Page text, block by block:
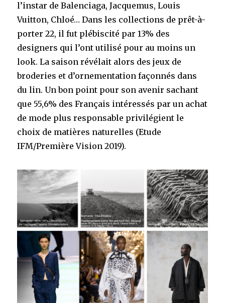
l’instar de Balenciaga, Jacquemus, Louis
Vuitton, Chloé… Dans les collections de prêt-à-
porter 22, il fut plébiscité par 13% des
designers qui l’ont utilisé pour au moins un
look. La saison révélait alors des jeux de
broderies et d’ornementation façonnés dans
du lin. Un bon point pour son avenir sachant
que 55,6% des Français intéressés par un achat
de mode plus responsable privilégient le
choix de matières naturelles (Etude
IFM/Première Vision 2019).